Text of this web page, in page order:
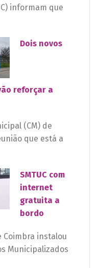
informam que
Dois novos
reforçar a
(CM) de
que está a
SMTUC com
internet
gratuita a
bordo
Coimbra instalou
Municipalizados